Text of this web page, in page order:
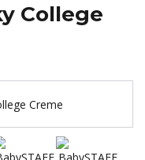
College